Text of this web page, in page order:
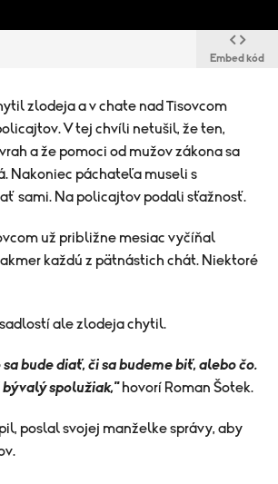
Embed kód
zlodeja a v chate nad Tisovcom
V tej chvíli netušil, že ten,
a že pomoci od mužov zákona sa
Nakoniec páchateľa museli s
sami. Na policajtov podali sťažnosť.
už približne mesiac vyčíňal
každú z pätnástich chát. Niektoré
ale zlodeja chytil.
bude diať, či sa budeme biť, alebo čo.
spolužiak," hovorí Roman Šotek.
poslal svojej manželke správy, aby